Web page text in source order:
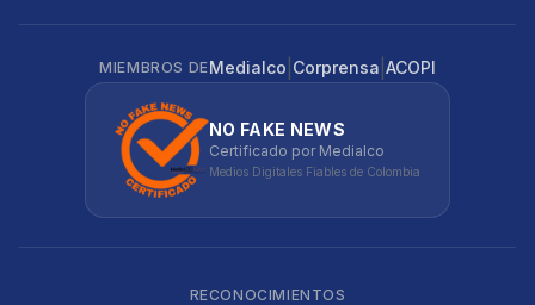
MIEMBROS DEMedialco Corprensa ACOPI
NO FAKE NEWS
Certificado por Medialco
Medios Digitales Fiables de Colombia
RECONOCIMIENTOS